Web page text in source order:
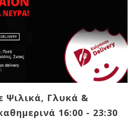
Ψιλικά, Γλυκά &
16:00 - 23:30